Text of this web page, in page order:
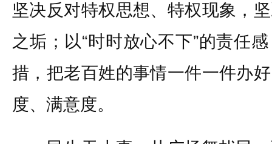
坚决反对特权思想、特权现象，
之垢；以“时时放心不下”的责任
措，把老百姓的事情一件一件办
度、满意度。